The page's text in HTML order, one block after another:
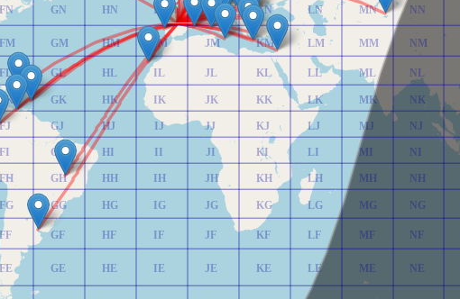
FE
FF
FG
FH
FI
FJ
FK
FL
FM
FN
GE
GF
GG
GH
GI
GJ
GK
GL
GM
GN
HE
HF
HG
HH
HI
HJ
HK
HL
HM
HN
IE
IF
IG
IH
II
IJ
IK
IL
IM
IN
JE
JF
JG
JH
JI
JJ
JK
JL
JM
JN
KE
KF
KG
KH
KI
KJ
KK
KL
KM
KN
LE
LF
LG
LH
LI
LJ
LK
LL
LM
LN
ME
MF
MG
MH
MI
MJ
MK
ML
MM
MN
NE
NF
NG
NH
NI
NJ
NK
NL
NM
NN